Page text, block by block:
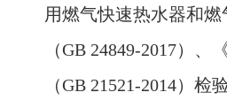
用燃气快速热水器和
（GB 24849-2017）
（GB 21521-2014）